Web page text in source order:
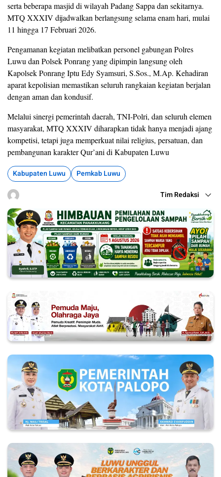
serta beberapa masjid di wilayah Padang Sappa dan sekitarnya.
MTQ XXXIV dijadwalkan berlangsung selama enam hari, mulai
11 hingga 17 Februari 2026.
Pengamanan kegiatan melibatkan personel gabungan Polres
Luwu dan Polsek Ponrang yang dipimpin langsung oleh
Kapolsek Ponrang Iptu Edy Syamsuri, S.Sos., M.Ap. Kehadiran
aparat kepolisian memastikan seluruh rangkaian kegiatan berjalan
dengan aman dan kondusif.
Melalui sinergi pemerintah daerah, TNI-Polri, dan seluruh elemen
masyarakat, MTQ XXXIV diharapkan tidak hanya menjadi ajang
kompetisi, tetapi juga memperkuat nilai religius, persatuan, dan
pembangunan karakter Qur’ani di Kabupaten Luwu
Kabupaten Luwu Pemkab Luwu
Tim Redaksi